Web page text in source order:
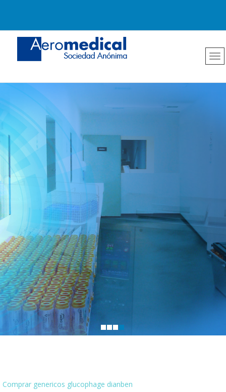
Comprar genericos glucophage dianben